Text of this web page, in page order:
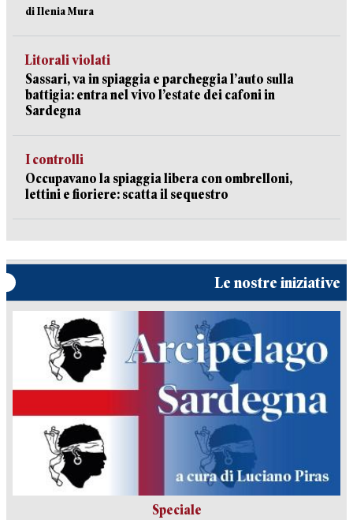
di Ilenia Mura
Litorali violati
Sassari, va in spiaggia e parcheggia l’auto sulla
battigia: entra nel vivo l’estate dei cafoni in
Sardegna
I controlli
Occupavano la spiaggia libera con ombrelloni,
lettini e fioriere: scatta il sequestro
Le nostre iniziative
Speciale